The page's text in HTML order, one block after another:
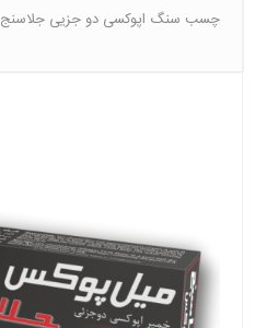
چسب سنگ اپوکسی دو جزیی جلاسنج